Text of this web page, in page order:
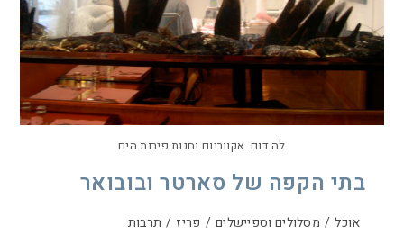
לה דום. אקווריום וחנות פירות הים
בתי הקפה של סארטר ובובואר
אוכל / מסלולים וספיישלים / פריז / תרבות